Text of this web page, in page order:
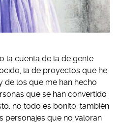
la cuenta de la de gente
la de proyectos que he
de los que me han hecho
que se han convertido
no todo es bonito, también
personajes que no valoran